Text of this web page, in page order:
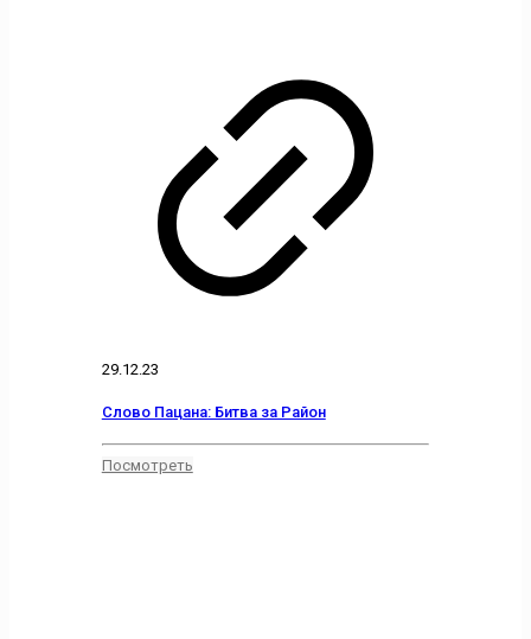
29.12.23
Слово Пацана: Битва за Район
Посмотреть